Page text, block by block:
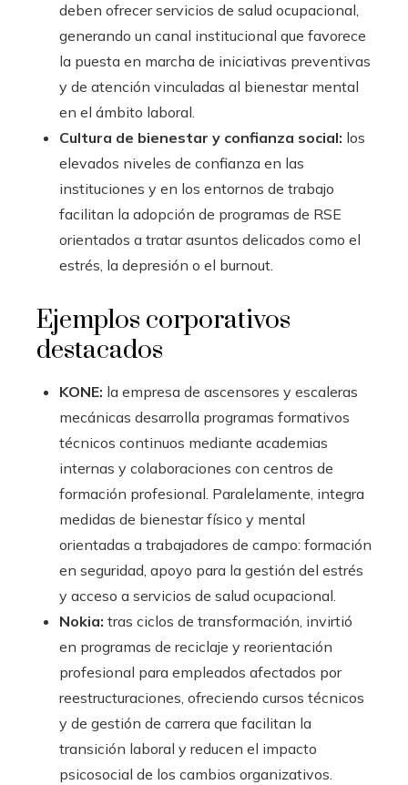
deben ofrecer servicios de salud ocupacional,
generando un canal institucional que favorece
la puesta en marcha de iniciativas preventivas
y de atención vinculadas al bienestar mental
en el ámbito laboral.
Cultura de bienestar y confianza social: los
elevados niveles de confianza en las
instituciones y en los entornos de trabajo
facilitan la adopción de programas de RSE
orientados a tratar asuntos delicados como el
estrés, la depresión o el burnout.
Ejemplos corporativos
destacados
KONE: la empresa de ascensores y escaleras
mecánicas desarrolla programas formativos
técnicos continuos mediante academias
internas y colaboraciones con centros de
formación profesional. Paralelamente, integra
medidas de bienestar físico y mental
orientadas a trabajadores de campo: formación
en seguridad, apoyo para la gestión del estrés
y acceso a servicios de salud ocupacional.
Nokia: tras ciclos de transformación, invirtió
en programas de reciclaje y reorientación
profesional para empleados afectados por
reestructuraciones, ofreciendo cursos técnicos
y de gestión de carrera que facilitan la
transición laboral y reducen el impacto
psicosocial de los cambios organizativos.